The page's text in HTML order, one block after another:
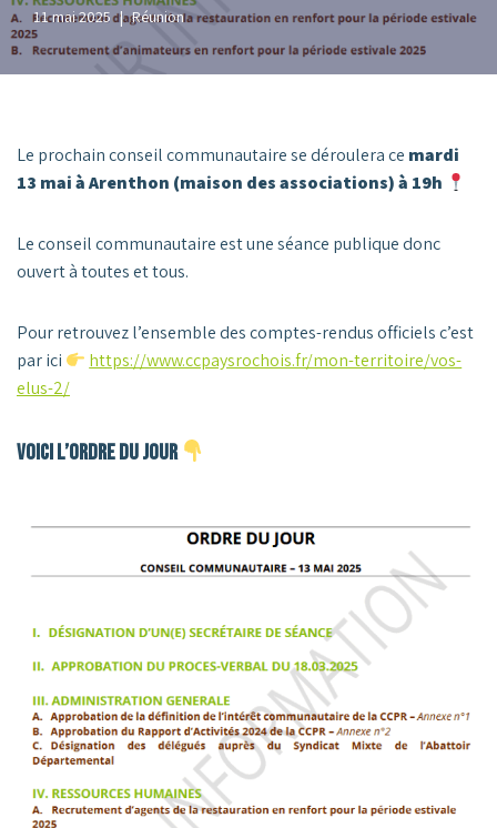
11 mai 2025 Réunion
Le prochain conseil communautaire se déroulera ce mardi
13 mai à Arenthon (maison des associations) à 19h
Le conseil communautaire est une séance publique donc
ouvert à toutes et tous.
Pour retrouvez l’ensemble des comptes-rendus officiels c’est
par ici
https://www.ccpaysrochois.fr/mon-territoire/vos-
elus-2/
Voici l’ordre du jour